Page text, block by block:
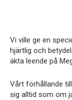
Vi ville ge en
hjärtlig och
äkta leende på
Vårt förhållande
sig alltid som om